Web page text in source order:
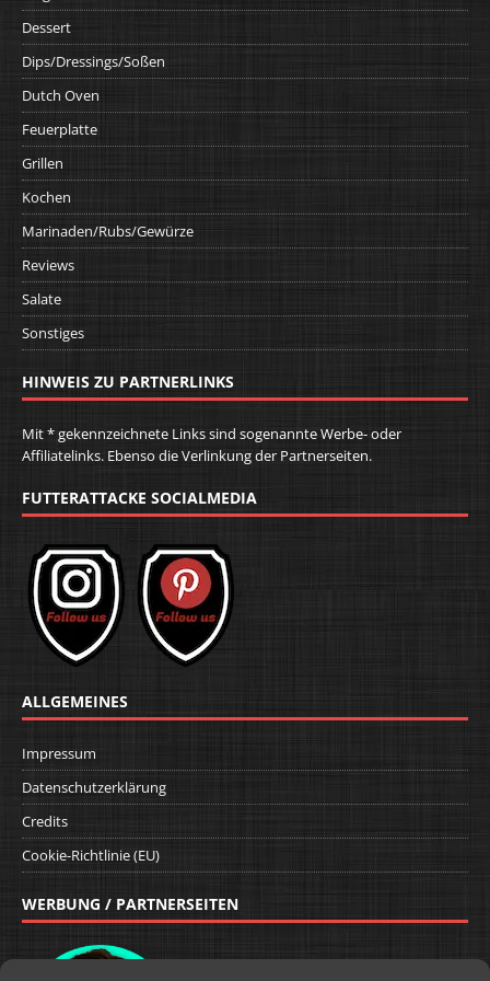
Dessert
Dips/Dressings/Soßen
Dutch Oven
Feuerplatte
Grillen
Kochen
Marinaden/Rubs/Gewürze
Reviews
Salate
Sonstiges
HINWEIS ZU PARTNERLINKS
Mit * gekennzeichnete Links sind sogenannte Werbe- oder
Affiliatelinks. Ebenso die Verlinkung der Partnerseiten.
FUTTERATTACKE SOCIALMEDIA
ALLGEMEINES
Impressum
Datenschutzerklärung
Credits
Cookie-Richtlinie (EU)
WERBUNG / PARTNERSEITEN